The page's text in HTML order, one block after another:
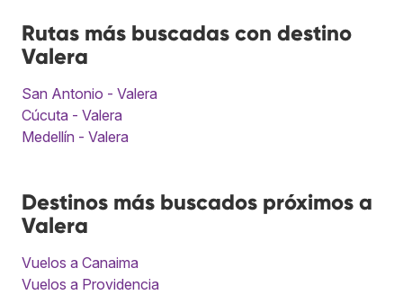
Rutas más buscadas con destino
Valera
San Antonio - Valera
Cúcuta - Valera
Medellín - Valera
Destinos más buscados próximos a
Valera
Vuelos a Canaima
Vuelos a Providencia